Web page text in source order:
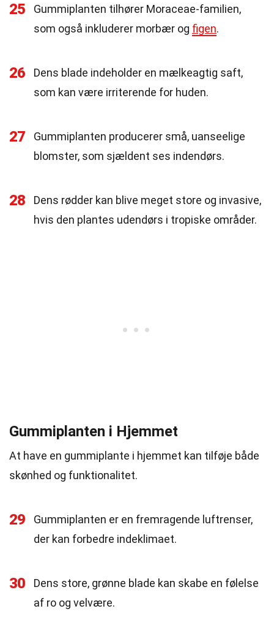
25
Gummiplanten tilhører Moraceae-familien,
som også inkluderer morbær og figen.
26
Dens blade indeholder en mælkeagtig saft,
som kan være irriterende for huden.
27
Gummiplanten producerer små, uanseelige
blomster, som sjældent ses indendørs.
28
Dens rødder kan blive meget store og invasive,
hvis den plantes udendørs i tropiske områder.
Gummiplanten i Hjemmet
At have en gummiplante i hjemmet kan tilføje både
skønhed og funktionalitet.
29
Gummiplanten er en fremragende luftrenser,
der kan forbedre indeklimaet.
30
Dens store, grønne blade kan skabe en følelse
af ro og velvære.